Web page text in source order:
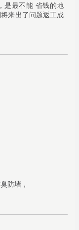
是最不能 省钱的地
来出了问题返工成
防堵，